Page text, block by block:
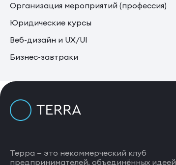
Организация мероприятий (профессия)
Юридические курсы
Веб-дизайн и UX/UI
Бизнес-завтраки
Терра — это некоммерческий клуб
предпринимателей, объединённых идеей